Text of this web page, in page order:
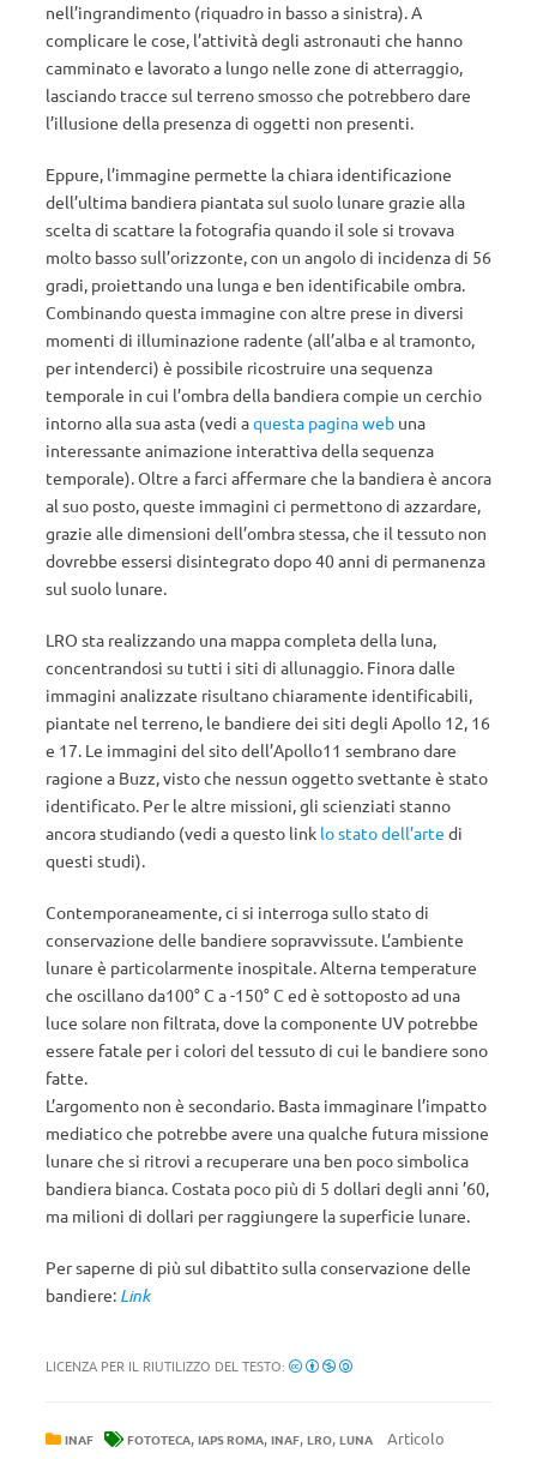
nell’ingrandimento (riquadro in basso a sinistra). A
complicare le cose, l’attività degli astronauti che hanno
camminato e lavorato a lungo nelle zone di atterraggio,
lasciando tracce sul terreno smosso che potrebbero dare
l’illusione della presenza di oggetti non presenti.
Eppure, l’immagine permette la chiara identificazione
dell’ultima bandiera piantata sul suolo lunare grazie alla
scelta di scattare la fotografia quando il sole si trovava
molto basso sull’orizzonte, con un angolo di incidenza di 56
gradi, proiettando una lunga e ben identificabile ombra.
Combinando questa immagine con altre prese in diversi
momenti di illuminazione radente (all’alba e al tramonto,
per intenderci) è possibile ricostruire una sequenza
temporale in cui l’ombra della bandiera compie un cerchio
intorno alla sua asta (vedi aquesta pagina web una
interessante animazione interattiva della sequenza
temporale). Oltre a farci affermare che la bandiera è ancora
al suo posto, queste immagini ci permettono di azzardare,
grazie alle dimensioni dell’ombra stessa, che il tessuto non
dovrebbe essersi disintegrato dopo 40 anni di permanenza
sul suolo lunare.
LRO sta realizzando una mappa completa della luna,
concentrandosi su tutti i siti di allunaggio. Finora dalle
immagini analizzate risultano chiaramente identificabili,
piantate nel terreno, le bandiere dei siti degli Apollo 12, 16
e 17. Le immagini del sito dell’Apollo11 sembrano dare
ragione a Buzz, visto che nessun oggetto svettante è stato
identificato. Per le altre missioni, gli scienziati stanno
ancora studiando (vedi a questo link lo stato dell’arte di
questi studi).
Contemporaneamente, ci si interroga sullo stato di
conservazione delle bandiere sopravvissute. L’ambiente
lunare è particolarmente inospitale. Alterna temperature
che oscillano da100° C a -150° C ed è sottoposto ad una
luce solare non filtrata, dove la componente UV potrebbe
essere fatale per i colori del tessuto di cui le bandiere sono
fatte.
L’argomento non è secondario. Basta immaginare l’impatto
mediatico che potrebbe avere una qualche futura missione
lunare che si ritrovi a recuperare una ben poco simbolica
bandiera bianca. Costata poco più di 5 dollari degli anni ’60,
ma milioni di dollari per raggiungere la superficie lunare.
Per saperne di più sul dibattito sulla conservazione delle
bandiere: Link
LICENZA PER IL RIUTILIZZO DEL TESTO:
INAF FOTOTECA, IAPS ROMA, INAF, LRO, LUNA
Articolo